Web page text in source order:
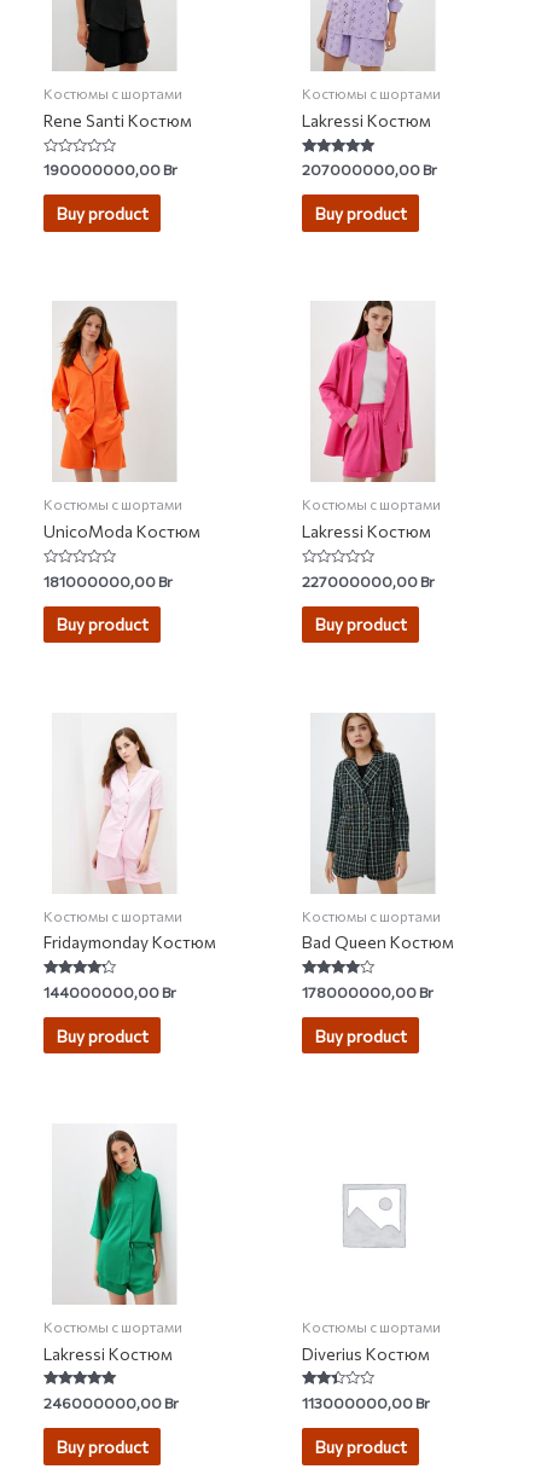
Костюмы с шортами
Rene Santi Костюм
Rated
0
out
190000000,00Br
Buy product
Костюмы с шортами
Lakressi Костюм
Rated
5.00
out of 5
207000000,00Br
Buy product
Костюмы с шортами
UnicoModa Костюм
Rated
0
out
181000000,00Br
Buy product
Костюмы с шортами
Lakressi Костюм
Rated
0
out
227000000,00Br
Buy product
Костюмы с шортами
Fridaymonday Костюм
Rated
4.00
out of 5
144000000,00Br
Buy product
Костюмы с шортами
Bad Queen Костюм
Rated
3.75
out of 5
178000000,00Br
Buy product
Костюмы с шортами
Lakressi Костюм
Rated
5.00
out of 5
246000000,00Br
Buy product
Костюмы с шортами
Diverius Костюм
Rated
2.25
out of
113000000,00Br
Buy product